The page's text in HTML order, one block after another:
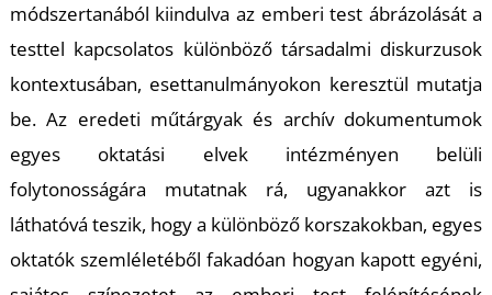
módszertanából kiindulva az emberi test ábrázolását a
testtel kapcsolatos különböző társadalmi diskurzusok
kontextusában, esettanulmányokon keresztül mutatja
be. Az eredeti műtárgyak és archív dokumentumok
egyes oktatási elvek intézményen belüli
folytonosságára mutatnak rá, ugyanakkor azt is
láthatóvá teszik, hogy a különböző korszakokban, egyes
oktatók szemléletéből fakadóan hogyan kapott egyéni,